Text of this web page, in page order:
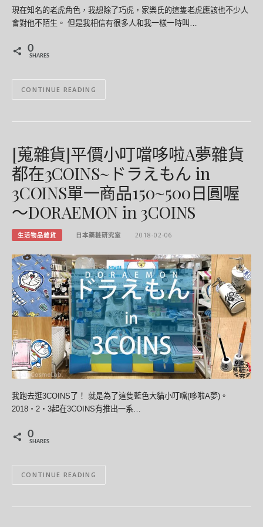
現在知名的老虎角色，我想除了巧虎，家樂氏的這隻老虎應該也不少人
會對他不陌生。 但是我相信有很多人和我一樣一時叫…
0
SHARES
CONTINUE READING
[蒐雜貨]平價小叮噹哆啦A夢雜貨
都在3COINS~ドラえもん in
3COINS單一商品150~500日圓喔
～DORAEMON in 3COINS
生活物品雜貨 日本藥粧研究室 2018-02-06
我跑去逛3COINS了！ 就是為了這隻藍色大貓小叮噹(哆啦A夢)。
2018・2・3起在3COINS有推出一系…
0
SHARES
CONTINUE READING